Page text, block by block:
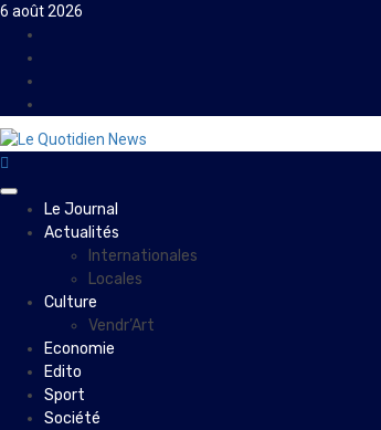
Skip
content
6 août 2026
PrimaryLe Journal
Actualités
Internationales
Locales
Culture
Vendr’Art
Economie
Edito
Sport
Société